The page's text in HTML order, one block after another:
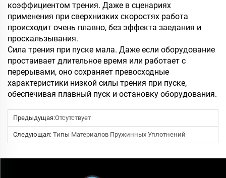
коэффициентом трения. Даже в сценариях
применения при сверхнизких скоростях работа
происходит очень плавно, без эффекта заедания и
проскальзывания.
Сила трения при пуске мала. Даже если оборудование
простаивает длительное время или работает с
перерывами, оно сохраняет превосходные
характеристики низкой силы трения при пуске,
обеспечивая плавный пуск и остановку оборудования.
Предыдущая:Отсутствует
Следующая: Типы Материалов Пружинных Уплотнений